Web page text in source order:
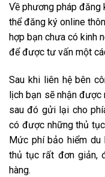
Về phương pháp đăng
thể đăng ký online
hợp bạn chưa có kinh
để được tư vấn một
Sau khi liên hệ bên
lịch bạn sẽ nhận được
sau đó gửi lại cho
có được những thủ
Mức phí bảo hiểm
thủ tục rất đơn giản,
hàng.